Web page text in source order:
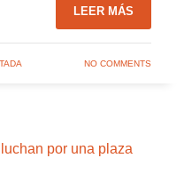
LEER MÁS
NO COMMENTS
por una plaza